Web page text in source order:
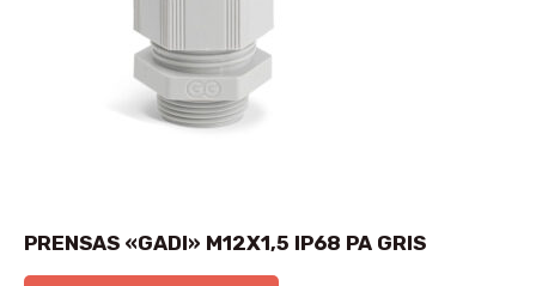
PRENSAS «GADI» M12X1,5 IP68 PA GRIS